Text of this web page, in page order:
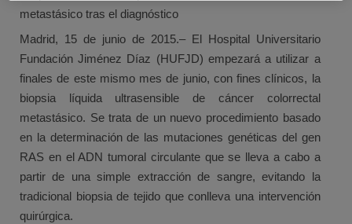
metastásico tras el diagnóstico
Madrid, 15 de junio de 2015.– El Hospital Universitario
Fundación Jiménez Díaz (HUFJD) empezará a utilizar a
finales de este mismo mes de junio, con fines clínicos, la
biopsia líquida ultrasensible de cáncer colorrectal
metastásico. Se trata de un nuevo procedimiento basado
en la determinación de las mutaciones genéticas del gen
RAS en el ADN tumoral circulante que se lleva a cabo a
partir de una simple extracción de sangre, evitando la
tradicional biopsia de tejido que conlleva una intervención
quirúrgica.